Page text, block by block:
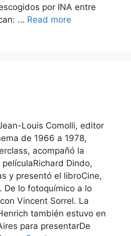
por INA entre
… Read more
Louis Comolli, editor
de 1966 a 1978,
acompañó la
Dindo,
y presentó el libroCine,
De lo fotoquímico a lo
Vincent Sorrel. La
también estuvo en
para presentarDe